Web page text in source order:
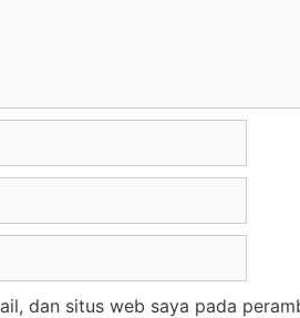
dan situs web saya pada